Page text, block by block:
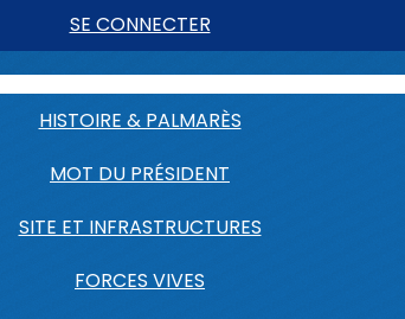
SE CONNECTER
HISTOIRE & PALMARÈS
MOT DU PRÉSIDENT
SITE ET INFRASTRUCTURES
FORCES VIVES